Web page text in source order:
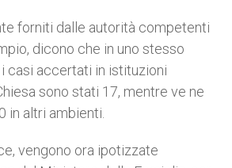
forniti dalle autorità competenti
dicono che in uno stesso
casi accertati in istituzioni
sono stati 17, mentre ve ne
in altri ambienti.
vengono ora ipotizzate